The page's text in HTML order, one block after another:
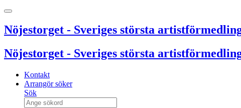
Nöjestorget - Sveriges största
Nöjestorget - Sveriges största
Kontakt
Arrangör söker
Sök